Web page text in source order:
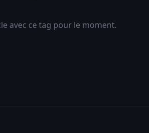
avec ce tag pour le moment.